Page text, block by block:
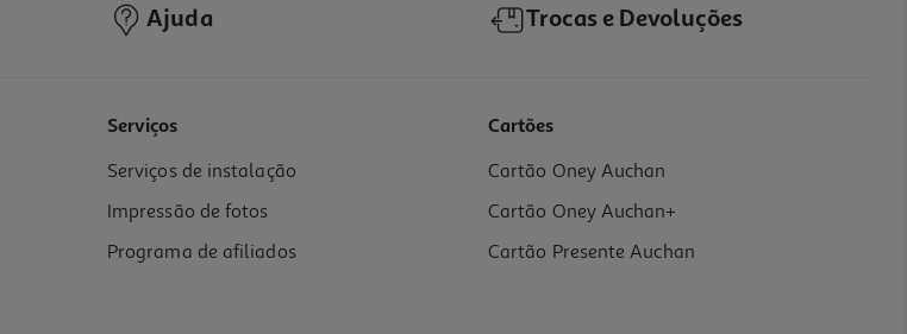
Ajuda Trocas e Devoluções
Serviços
Serviços de instalação
Impressão de fotos
Programa de afiliados
Cartões
Cartão Oney Auchan
Cartão Oney Auchan+
Cartão Presente Auchan